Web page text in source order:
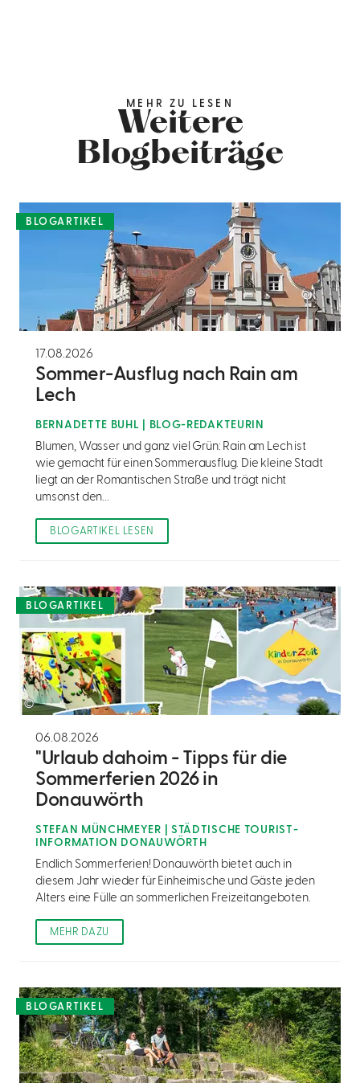
MEHR ZU LESEN
Weitere
Blogbeiträge
BLOGARTIKEL
17.08.2026
Sommer-Ausflug nach Rain am
Lech
BERNADETTE BUHL | BLOG-REDAKTEURIN
Blumen, Wasser und ganz viel Grün: Rain am Lech ist
wie gemacht für einen Sommerausflug. Die kleine Stadt
liegt an der Romantischen Straße und trägt nicht
umsonst den...
BLOGARTIKEL LESEN
BLOGARTIKEL
©
06.08.2026
"Urlaub dahoim - Tipps für die
Sommerferien 2026 in
Donauwörth
STEFAN MÜNCHMEYER | STÄDTISCHE TOURIST-
INFORMATION DONAUWÖRTH
Endlich Sommerferien! Donauwörth bietet auch in
diesem Jahr wieder für Einheimische und Gäste jeden
Alters eine Fülle an sommerlichen Freizeitangeboten.
MEHR DAZU
BLOGARTIKEL